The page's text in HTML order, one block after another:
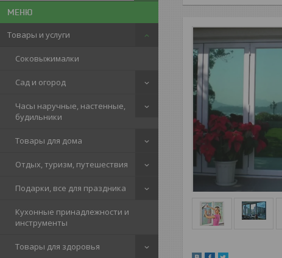
Товары и услуги
Соковыжималки
Сад и огород
Часы наручные, настенные,
будильники
Товары для дома
Отдых, туризм, путешествия
Подарки, все для праздника
Кухонные принадлежности и
инструменты
Товары для здоровья